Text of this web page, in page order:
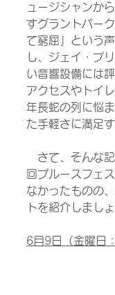
ュージシャンか
すグラントパー
て窮屈」という
し、ジェイ・プ
い音響設備には
アクセスやトイ
年長蛇の列に悩
た手軽さに満足
さて、そんな記
回ブルースフェ
なかったものの
トを紹介しましょ
6月9日（金曜日